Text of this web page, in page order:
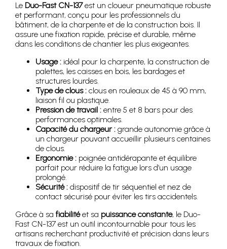
Le Duo-Fast CN-137est un cloueur pneumatique robuste
et performant, conçu pour les professionnels du
bâtiment, de la charpente et de la construction bois. Il
assure une fixation rapide, précise et durable, même
dans les conditions de chantier les plus exigeantes.
Usage : idéal pour la charpente, la construction de
palettes, les caisses en bois, les bardages et
structures lourdes.
Type de clous : clous en rouleaux de 45 à 90 mm,
liaison fil ou plastique.
Pression de travail : entre 5 et 8 bars pour des
performances optimales.
Capacité du chargeur : grande autonomie grâce à
un chargeur pouvant accueillir plusieurs centaines
de clous.
Ergonomie : poignée antidérapante et équilibre
parfait pour réduire la fatigue lors d’un usage
prolongé.
Sécurité : dispositif de tir séquentiel et nez de
contact sécurisé pour éviter les tirs accidentels.
Grâce à sa fiabilitéet sa puissance constante, le Duo-
Fast CN-137 est un outil incontournable pour tous les
artisans recherchant productivité et précision dans leurs
travaux de fixation.